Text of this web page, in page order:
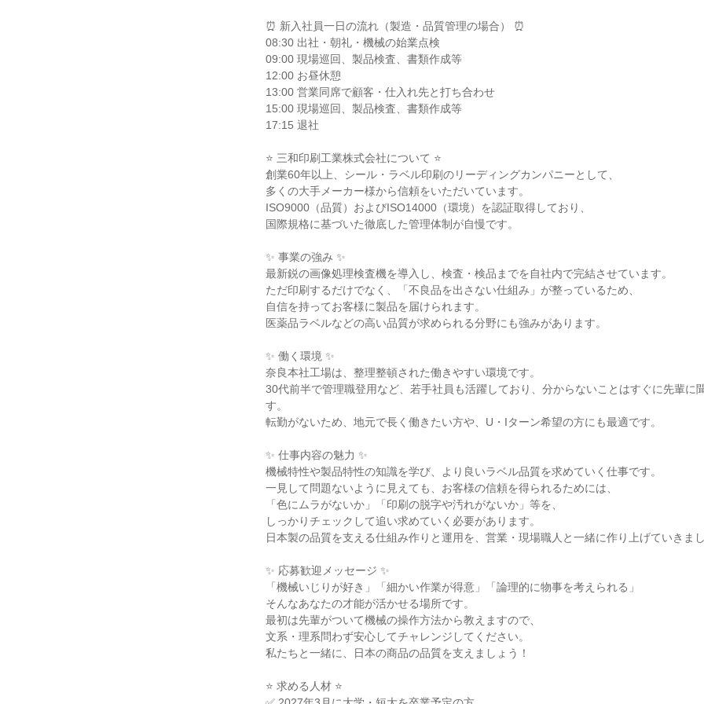
⏰ 新入社員一日の流れ（製造・品質管理の場合） ⏰
08:30 出社・朝礼・機械の始業点検
09:00 現場巡回、製品検査、書類作成等
12:00 お昼休憩
13:00 営業同席で顧客・仕入れ先と打ち合わせ
15:00 現場巡回、製品検査、書類作成等
17:15 退社
⭐ 三和印刷工業株式会社について ⭐
創業60年以上、シール・ラベル印刷のリーディングカンパニーとして、
多くの大手メーカー様から信頼をいただいています。
ISO9000（品質）およびISO14000（環境）を認証取得しており、
国際規格に基づいた徹底した管理体制が自慢です。
✨ 事業の強み ✨
最新鋭の画像処理検査機を導入し、検査・検品までを自社内で完結させています。
ただ印刷するだけでなく、「不良品を出さない仕組み」が整っているため、
自信を持ってお客様に製品を届けられます。
医薬品ラベルなどの高い品質が求められる分野にも強みがあります。
✨ 働く環境 ✨
奈良本社工場は、整理整頓された働きやすい環境です。
30代前半で管理職登用など、若手社員も活躍しており、分からないことはすぐに先輩に
す。
転勤がないため、地元で長く働きたい方や、U・Iターン希望の方にも最適です。
✨ 仕事内容の魅力 ✨
機械特性や製品特性の知識を学び、より良いラベル品質を求めていく仕事です。
一見して問題ないように見えても、お客様の信頼を得られるためには、
「色にムラがないか」「印刷の脱字や汚れがないか」等を、
しっかりチェックして追い求めていく必要があります。
日本製の品質を支える仕組み作りと運用を、営業・現場職人と一緒に作り上げていきまし
✨ 応募歓迎メッセージ ✨
「機械いじりが好き」「細かい作業が得意」「論理的に物事を考えられる」
そんなあなたの才能が活かせる場所です。
最初は先輩がついて機械の操作方法から教えますので、
文系・理系問わず安心してチャレンジしてください。
私たちと一緒に、日本の商品の品質を支えましょう！
⭐ 求める人材 ⭐